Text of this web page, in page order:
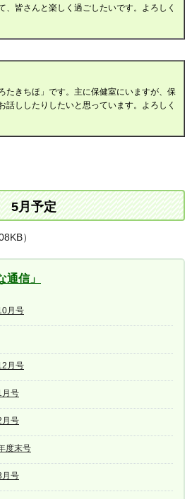
、皆さんと楽しく過ごしたいです。よろしく
たきちほ」です。主に保健室にいますが、保
話ししたりしたいと思っています。よろしく
5月予定
）
通信」
月号
月号
月号
月号
度末号
月号